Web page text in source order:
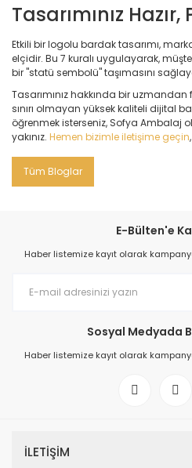
Tasarımınız
Etkili bir logolu bardak tasarımı,
elçidir. Bu 7 kuralı uygulayarak,
bir "statü sembolü" taşımasını
Tasarımınız hakkında bir
sınırı olmayan yüksek kaliteli dijital
öğrenmek isterseniz, Sofya Ambalaj
yakınız. Hemen bizimle iletişime geçin
Tüm Bloglar
E-Bülten'e
Haber listemize kayıt olarak
Sosyal Medyada
Haber listemize kayıt olarak
İLETİŞİM